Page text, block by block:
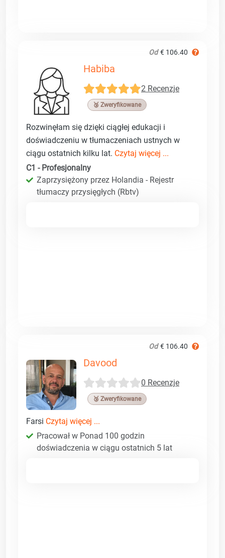
Od € 106.40
Habiba
2 Recenzje
🥉 Zweryfikowane
Rozwinęłam się dzięki ciągłej edukacji i
doświadczeniu w tłumaczeniach ustnych w
ciągu ostatnich kilku lat. Czytaj więcej ...
C1 - Profesjonalny
Zaprzysiężony przez Holandia - Rejestr
tłumaczy przysięgłych (Rbtv)
Od € 106.40
Davood
0 Recenzje
🥉 Zweryfikowane
Farsi Czytaj więcej ...
Pracował w Ponad 100 godzin
doświadczenia w ciągu ostatnich 5 lat